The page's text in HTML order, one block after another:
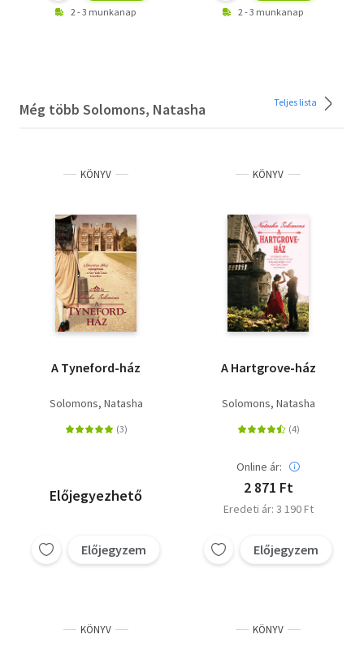
2 - 3 munkanap 2 - 3 munkanap
Még több Solomons, Natasha Teljes lista
KÖNYV
A Tyneford-ház
Solomons, Natasha
Előjegyezhető
Előjegyzem
KÖNYV
A Hartgrove-ház
Solomons, Natasha
Online ár:
2 871 Ft
Eredeti ár: 3 190 Ft
Előjegyzem
KÖNYV KÖNYV